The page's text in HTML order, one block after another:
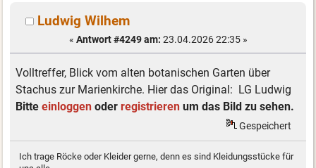
Ludwig Wilhem
« Antwort #4249 am: 23.04.2026 22:35 »
Volltreffer, Blick vom alten botanischen Garten über
Stachus zur Marienkirche. Hier das Original: LG Ludwig
Bitteeinloggen oderregistrieren um das Bild zu sehen.
Gespeichert
Ich trage Röcke oder Kleider gerne, denn es sind Kleidungsstücke für